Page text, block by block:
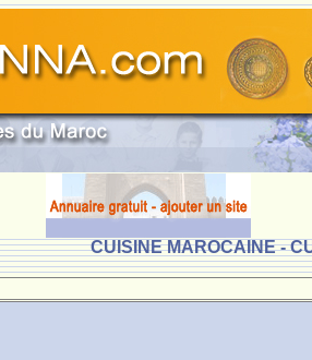
CUISINE MAROCAINE -